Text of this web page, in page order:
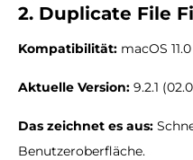
2. Duplicate File
Kompatibilität: macOS
Aktuelle Version: 9.2.1
Das zeichnet es aus:
Benutzeroberfläche.